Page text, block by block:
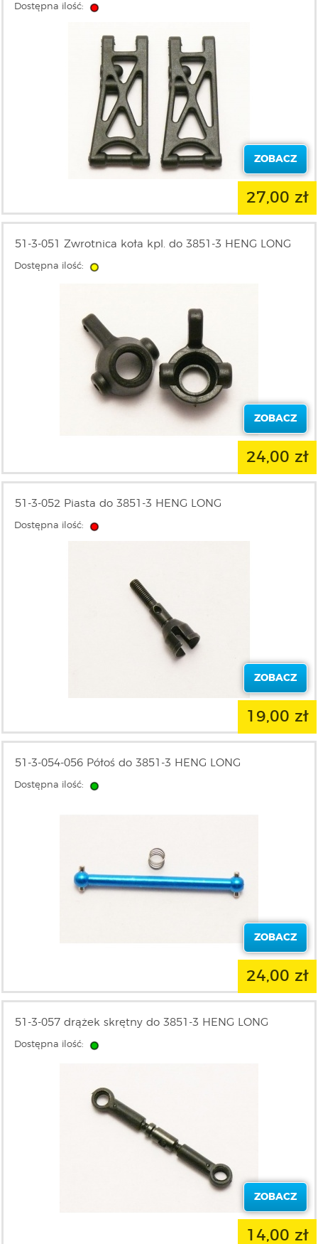
Dostępna ilość:
ZOBACZ
27,00 zł
51-3-051 Zwrotnica koła kpl. do 3851-3 HENG LONG
Dostępna ilość:
ZOBACZ
24,00 zł
51-3-052 Piasta do 3851-3 HENG LONG
Dostępna ilość:
ZOBACZ
19,00 zł
51-3-054-056 Półoś do 3851-3 HENG LONG
Dostępna ilość:
ZOBACZ
24,00 zł
51-3-057 drążek skrętny do 3851-3 HENG LONG
Dostępna ilość:
ZOBACZ
14,00 zł